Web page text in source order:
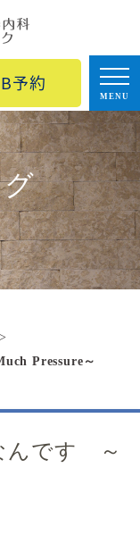
予約
MENU
Pressure～
んです ～